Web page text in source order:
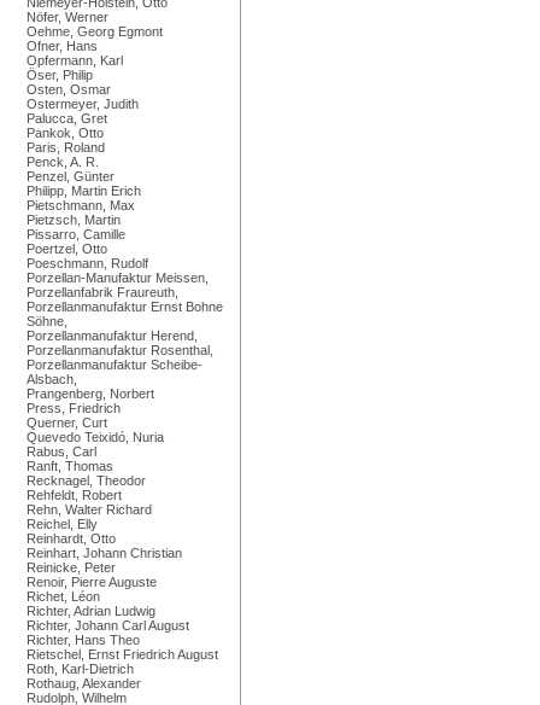
Nöfer, Werner
Oehme, Georg Egmont
Ofner, Hans
Opfermann, Karl
Öser, Philip
Osten, Osmar
Ostermeyer, Judith
Palucca, Gret
Pankok, Otto
Paris, Roland
Penck, A. R.
Penzel, Günter
Philipp, Martin Erich
Pietschmann, Max
Pietzsch, Martin
Pissarro, Camille
Poertzel, Otto
Poeschmann, Rudolf
Porzellan-Manufaktur Meissen,
Porzellanfabrik Fraureuth,
Porzellanmanufaktur Ernst Bohne
Söhne,
Porzellanmanufaktur Herend,
Porzellanmanufaktur Rosenthal,
Porzellanmanufaktur Scheibe-
Alsbach,
Prangenberg, Norbert
Press, Friedrich
Querner, Curt
Quevedo Teixidó, Nuria
Rabus, Carl
Ranft, Thomas
Recknagel, Theodor
Rehfeldt, Robert
Rehn, Walter Richard
Reichel, Elly
Reinhardt, Otto
Reinhart, Johann Christian
Reinicke, Peter
Renoir, Pierre Auguste
Richet, Léon
Richter, Adrian Ludwig
Richter, Johann Carl August
Richter, Hans Theo
Rietschel, Ernst Friedrich August
Roth, Karl-Dietrich
Rothaug, Alexander
Rudolph, Wilhelm